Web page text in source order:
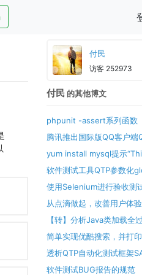
付民
访客 252973
付民 的其他博文
phpunit -assert系列函数
腾讯推出国际版QQ客户端
yum install mysql提示
registered with RHN”
软件测试工具QTP参数化
别（转载）
使用Selenium进行验收测
从点滴做起，改善用户体验
【转】分析Java类加载全
简单实现优酷搜索，并打
透析QTP自动化测试框架
软件测试BUG报告的规范